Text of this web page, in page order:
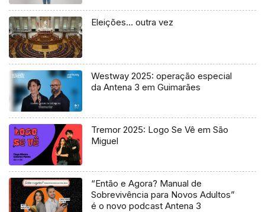
Eleições… outra vez
Westway 2025: operação especial
da Antena 3 em Guimarães
Tremor 2025: Logo Se Vê em São
Miguel
“Então e Agora? Manual de
Sobrevivência para Novos Adultos”
é o novo podcast Antena 3